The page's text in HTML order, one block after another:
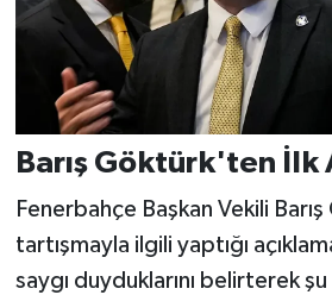
Barış Göktürk'ten İlk
Fenerbahçe Başkan Vekili
tartışmayla ilgili yaptığı
saygı duyduklarını belirterek